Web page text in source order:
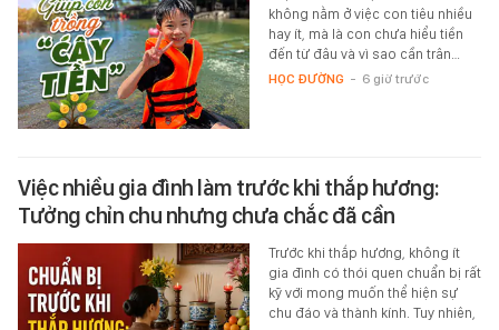
không nằm ở việc con tiêu nhiều
hay ít, mà là con chưa hiểu tiền
đến từ đâu và vì sao cần trân…
HỌC ĐƯỜNG - 6 giờ trước
Việc nhiều gia đình làm trước khi thắp hương:
Tưởng chỉn chu nhưng chưa chắc đã cần
Trước khi thắp hương, không ít
gia đình có thói quen chuẩn bị rất
kỹ với mong muốn thể hiện sự
chu đáo và thành kính. Tuy nhiên,